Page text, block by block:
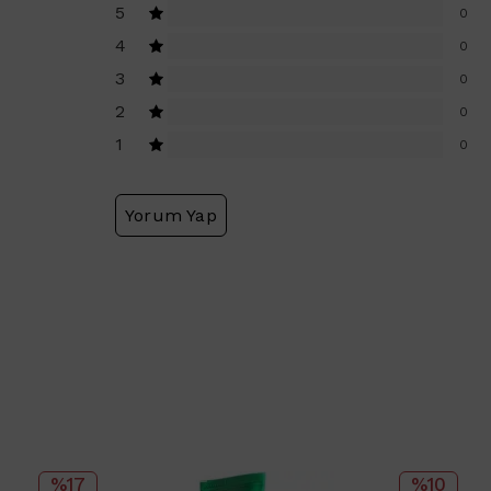
5 0
4 0
3 0
2 0
1 0
Yorum Yap
%17 %10